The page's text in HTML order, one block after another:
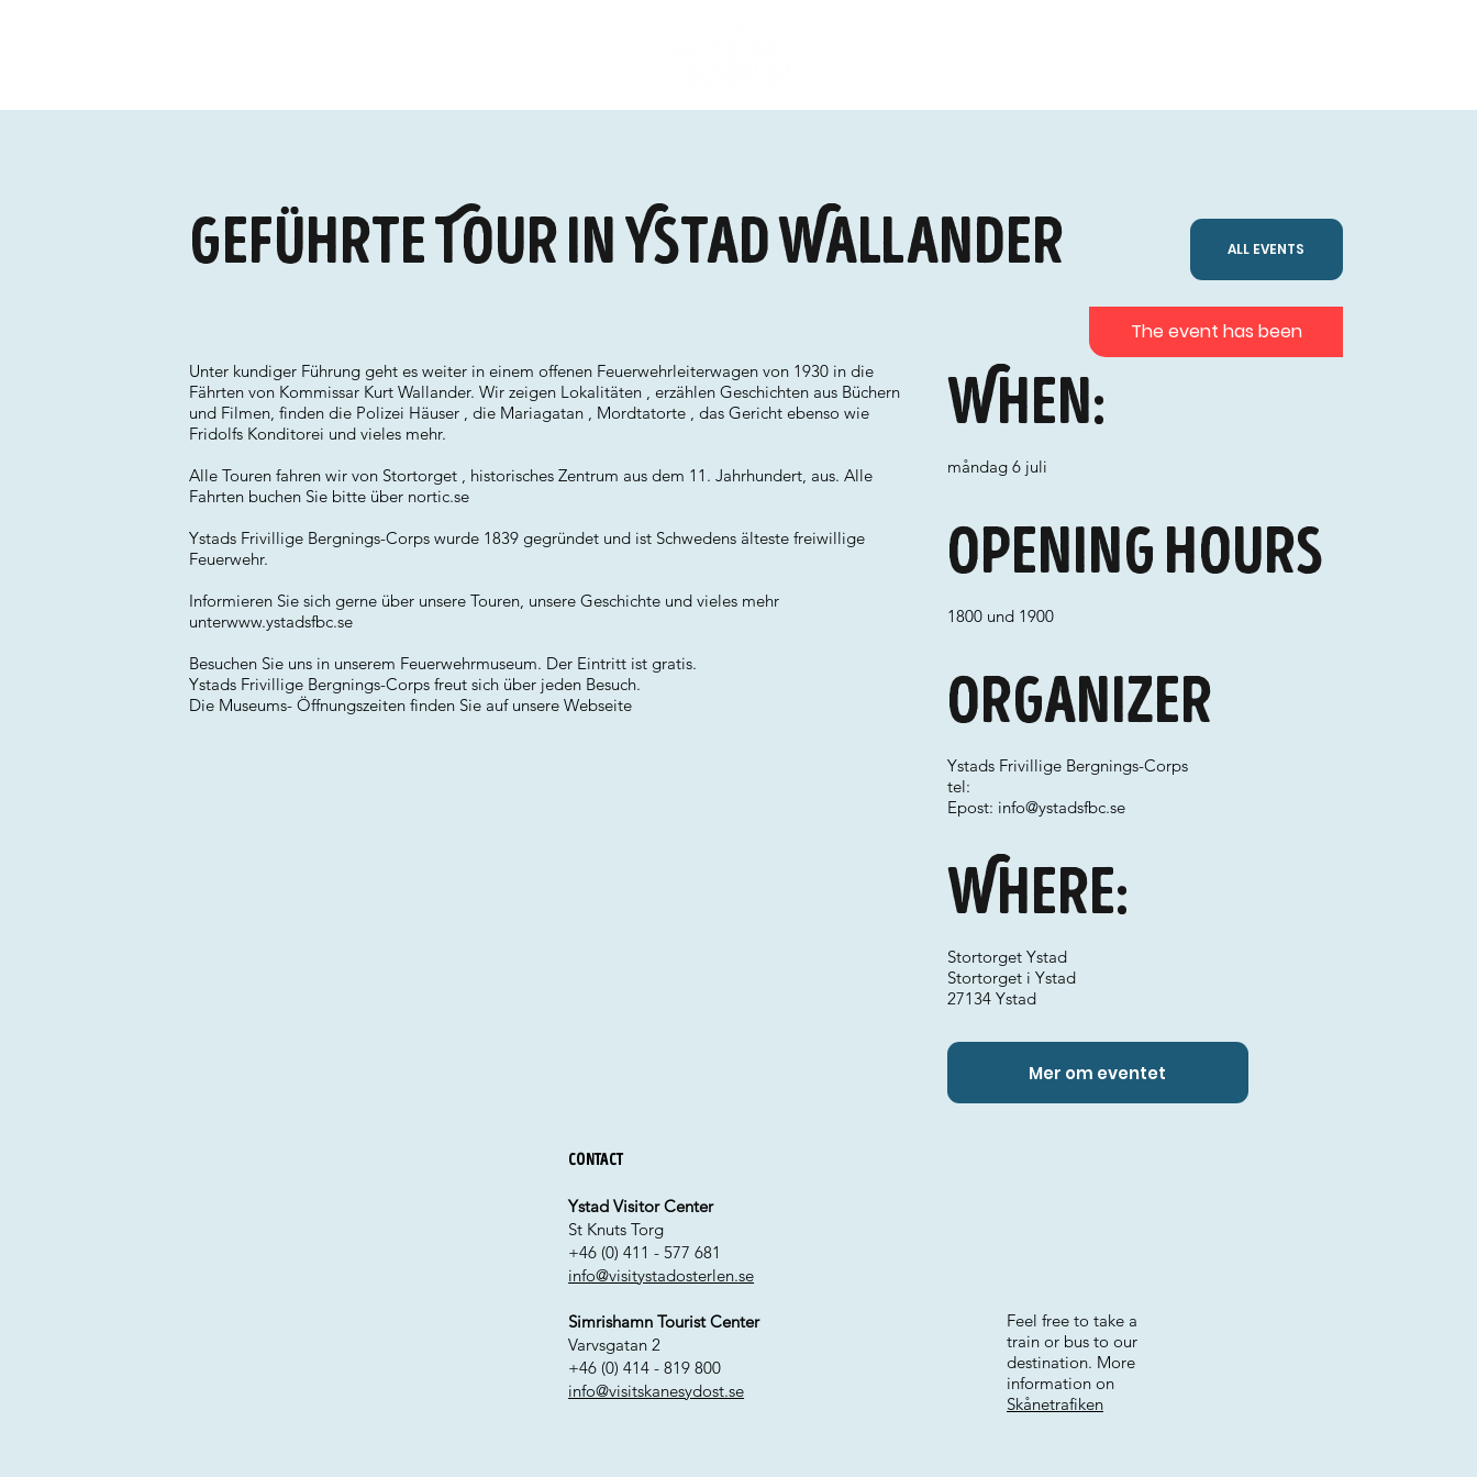
Geführte Tour in Ystad Wallander ALL EVENTS
Unter kundiger Führung geht es weiter in einem offenen Feuerwehrleiterwagen von 1930 in die
Fährten von Kommissar Kurt Wallander. Wir zeigen Lokalitäten , erzählen Geschichten aus Büchern
und Filmen, finden die Polizei Häuser , die Mariagatan , Mordtatorte , das Gericht ebenso wie
Fridolfs Konditorei und vieles mehr.
Alle Touren fahren wir von Stortorget , historisches Zentrum aus dem 11. Jahrhundert, aus. Alle
Fahrten buchen Sie bitte über nortic.se
Ystads Frivillige Bergnings-Corps wurde 1839 gegründet und ist Schwedens älteste freiwillige
Feuerwehr.
Informieren Sie sich gerne über unsere Touren, unsere Geschichte und vieles mehr
unterwww.ystadsfbc.se
Besuchen Sie uns in unserem Feuerwehrmuseum. Der Eintritt ist gratis.
Ystads Frivillige Bergnings-Corps freut sich über jeden Besuch.
Die Museums- Öffnungszeiten finden Sie auf unsere Webseite
When:
måndag 6 juli
Where:
Organizer
Ystads Frivillige Bergnings-Corps
tel:
Epost: info@ystadsfbc.se
Stortorget Ystad
Stortorget i Ystad
27134 Ystad
Opening hours
1800 und 1900
Mer om eventet
The event has been
Contact
Ystad Visitor Center
St Knuts Torg
+46 (0) 411 - 577 681
info@visitystadosterlen.se
Simrishamn Tourist Center
Varvsgatan 2
+46 (0) 414 - 819 800
info@visitskanesydost.se
Feel free to take a
train or bus to our
destination. More
information on
Skånetrafiken